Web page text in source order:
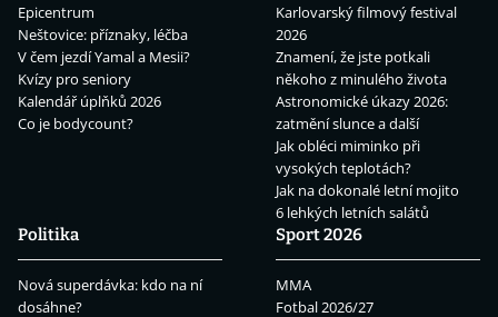
Epicentrum
Neštovice: příznaky, léčba
V čem jezdí Yamal a Mesii?
Kvízy pro seniory
Kalendář úplňků 2026
Co je bodycount?
Karlovarský filmový festival
2026
Znamení, že jste potkali
někoho z minulého života
Astronomické úkazy 2026:
zatmění slunce a další
Jak obléci miminko při
vysokých teplotách?
Jak na dokonalé letní mojito
6 lehkých letních salátů
Politika
Nová superdávka: kdo na ní
dosáhne?
Sport 2026
MMA
Fotbal 2026/27